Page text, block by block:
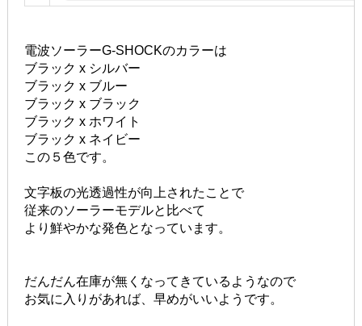
電波ソーラーG-SHOCKのカラーは
ブラック x シルバー
ブラック x ブルー
ブラック x ブラック
ブラック x ホワイト
ブラック x ネイビー
この５色です。
文字板の光透過性が向上されたことで
従来のソーラーモデルと比べて
より鮮やかな発色となっています。
だんだん在庫が無くなってきているようなので
お気に入りがあれば、早めがいいようです。